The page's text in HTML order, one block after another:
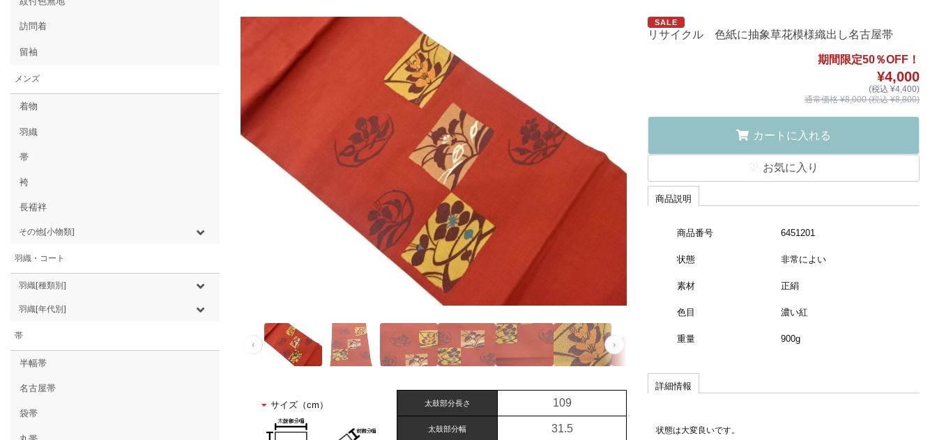
訪問着
留袖
メンズ
着物
羽織
帯
袴
長襦袢
その他[小物類]
羽織・コート
羽織[種類別]
羽織[年代別]
帯
半幅帯
名古屋帯
袋帯
‹ ›
サイズ（cm） 太鼓部分長さ 109
太鼓部分幅 31.5
SALE
リサイクル 色紙に抽象草花模様織出し名古屋帯
期間限定50％OFF！
¥4,000
(税込 ¥4,400)
通常価格 ¥8,000 (税込 ¥8,800)
カートに入れる
お気に入り
商品説明
商品番号 6451201
状態 非常によい
素材 正絹
色目 濃い紅
重量 900g
詳細情報
状態は大変良いです。